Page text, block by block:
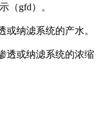
（gfd）。
或纳滤系统的产水。
透或纳滤系统的浓缩